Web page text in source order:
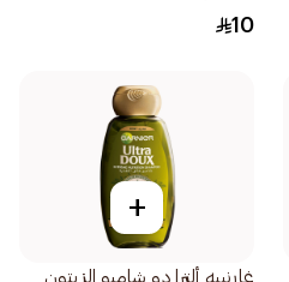
10
+
غارنييه ألترا دو شامبو الزيتون